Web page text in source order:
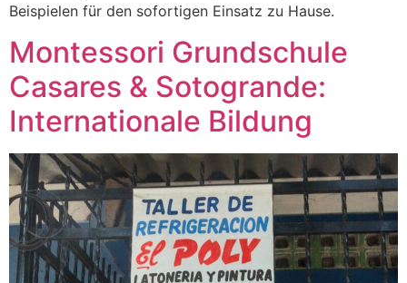
Beispielen für den sofortigen Einsatz zu Hause.
Montessori Grundschule
Casares & Sotogrande:
Internationale Bildung